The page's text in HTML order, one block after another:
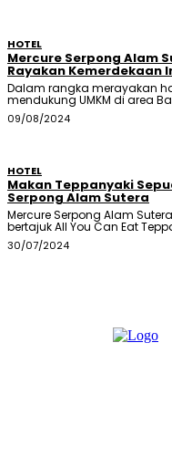
HOTEL
Mercure Serpong Alam
Rayakan Kemerdekaan
Dalam rangka merayakan
mendukung UMKM di area
09/08/2024
HOTEL
Makan Teppanyaki
Serpong Alam Sutera
Mercure Serpong Alam
bertajuk All You Can Eat
30/07/2024